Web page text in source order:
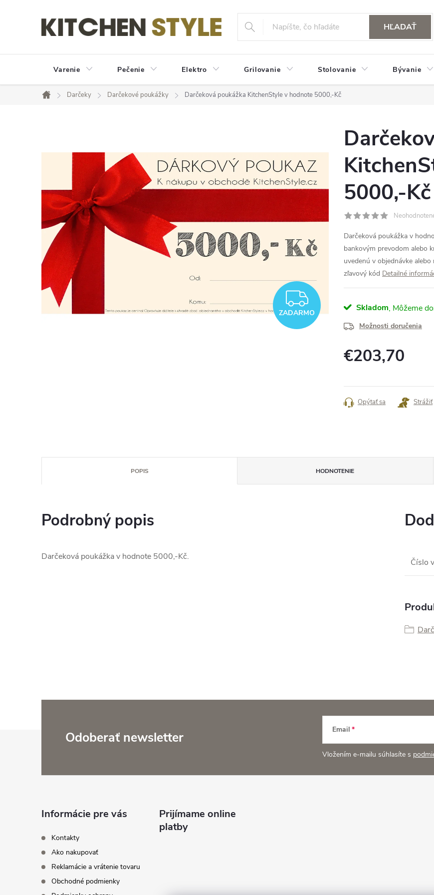
HĽADAŤ
Varenie Pečenie Elektro Grilovanie Stolovanie Bývanie
Domov
Darčeky Darčekové poukážky Darčeková poukážka KitchenStyle v hodnote 5000,-Kč
ZADARMO
ZADARMO
5000,-Kč
Darčeková poukážka v
bankovým prevodom alebo
uvedenú v objednávke
zľavový kód Detailné
Skladom
Možnosti doručenia
€203,70
Opýtať sa Strážiť
POPIS HODNOTENIE
Podrobný popis
Darčeková poukážka v hodnote 5000,-Kč.
Číslo
Odoberať newsletter Email
Vložením e-mailu súhlasíte s
Informácie pre vás
Kontakty
Ako nakupovať
Reklamácie a vrátenie tovaru
Obchodné podmienky
Prijímame online
platby